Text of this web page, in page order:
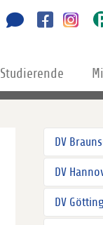
Studierende
DV
DV
DV